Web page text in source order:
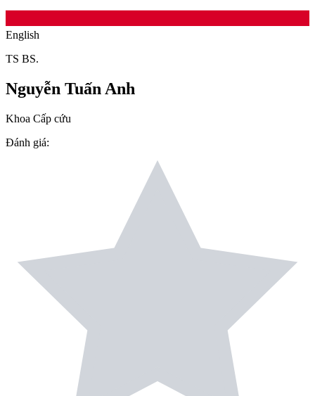
English
TS BS.
Nguyễn Tuấn Anh
Khoa Cấp cứu
Đánh giá: